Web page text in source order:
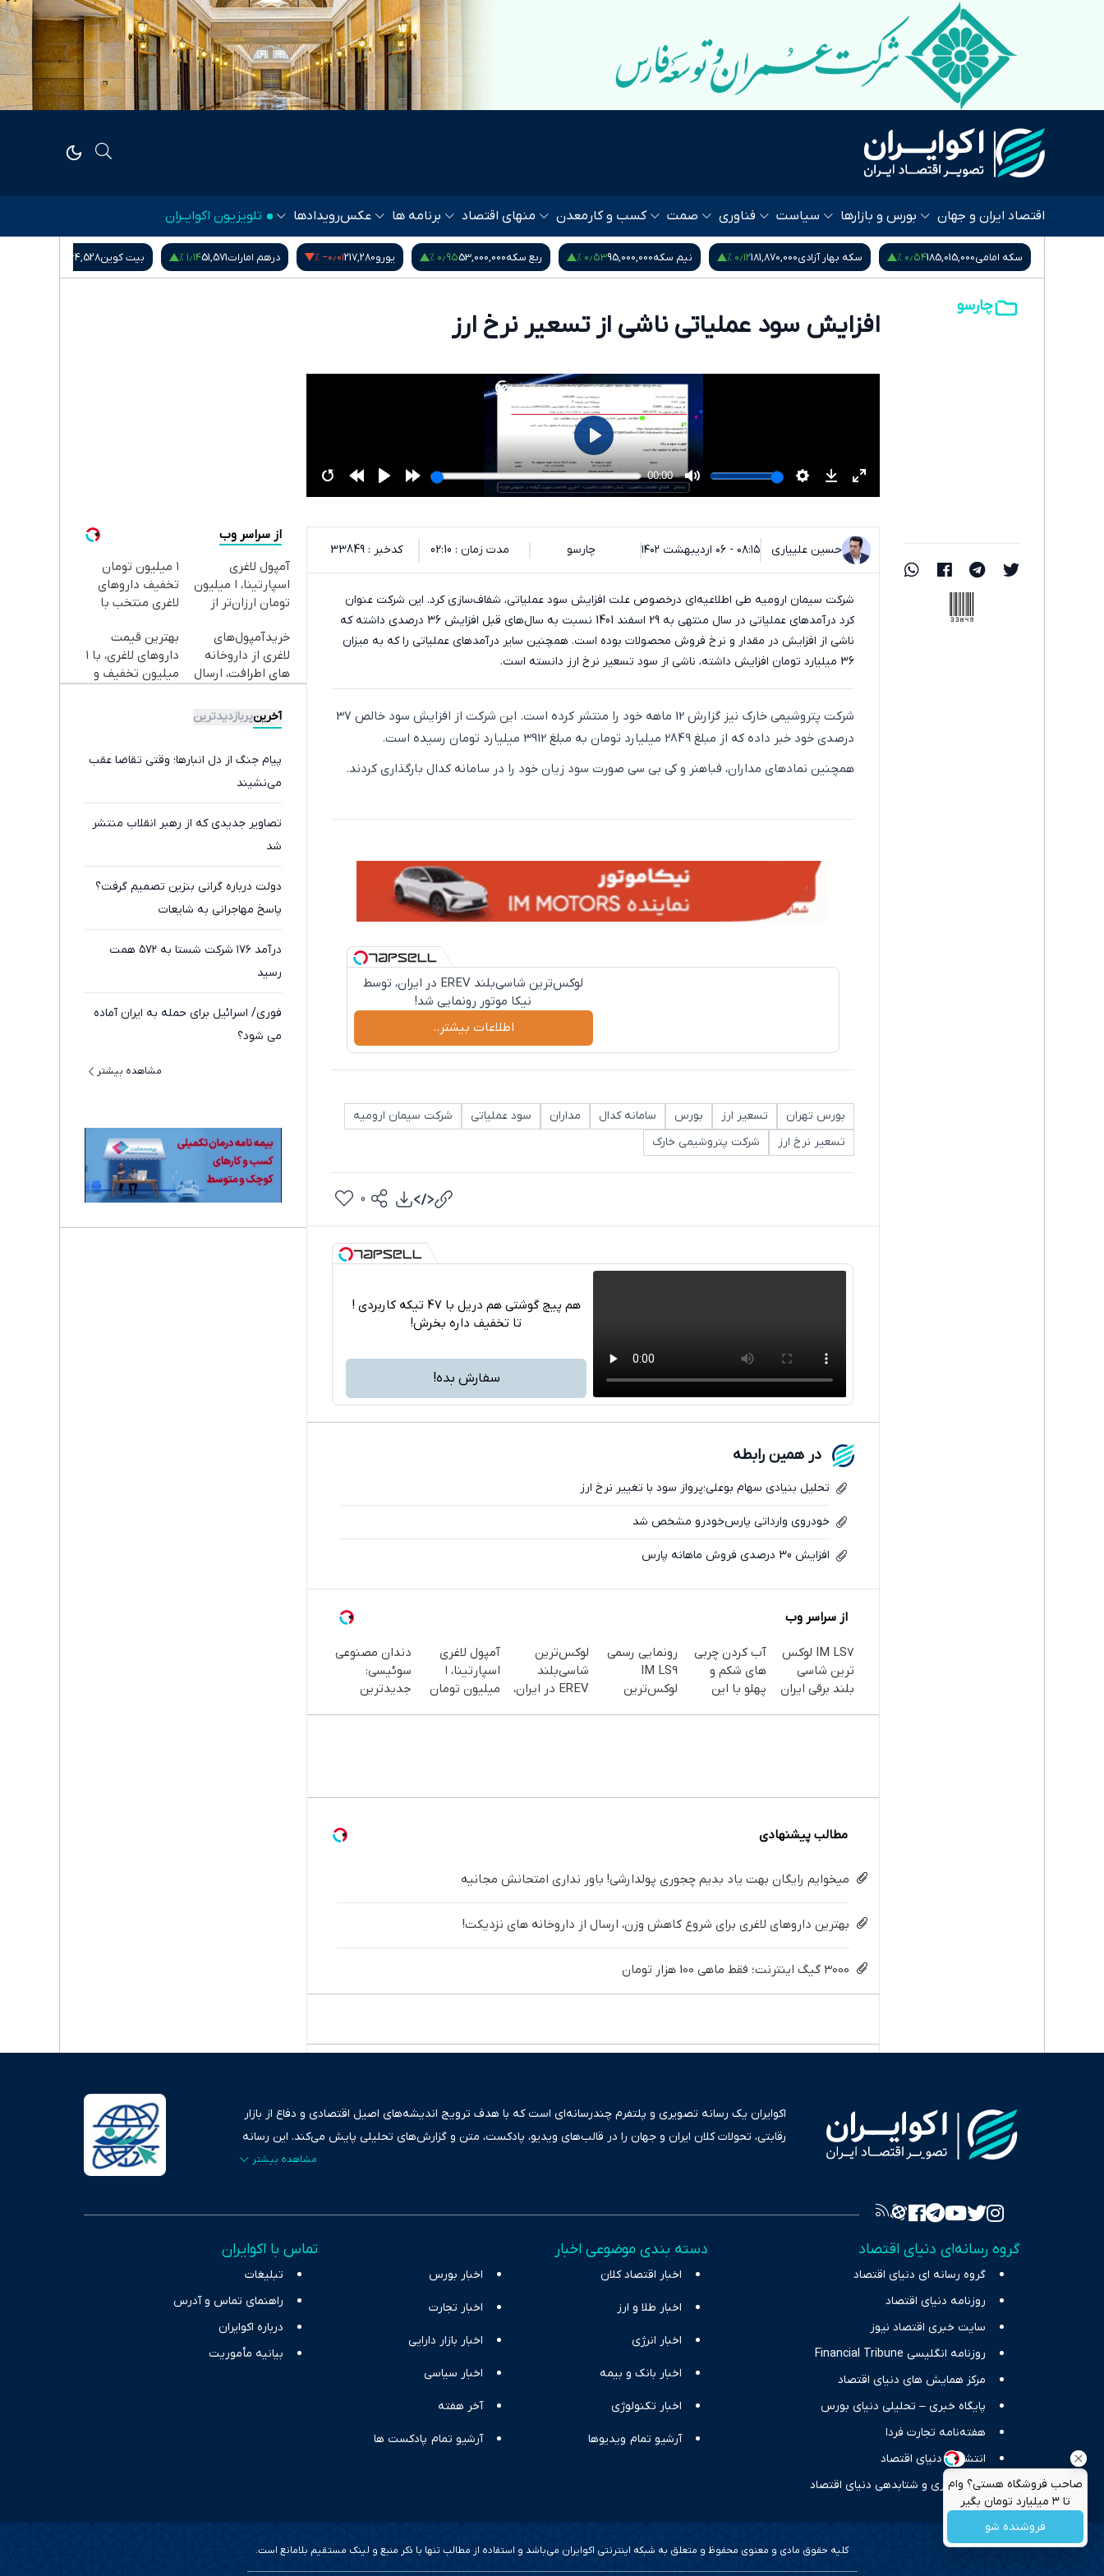
صاحب فروشگاه هستی؟ وام
تا ۳ میلیارد تومان بگیر
فروشنده شو
اقتصاد ایران و جهان بورس و بازارها سیاست فناوری صمت کسب و کار معدن منهای اقتصاد برنامه ها عکسرویدادها تلویزیون اکوایــران
سکه بهار آزادی181,870,000۰٫۱۲ % نیم سکه95,000,000۰٫۵۳ % ربع سکه53,000,000۰٫۹۵ % یورو217,280‎−۰٫۰۱ % درهم امارات51,571۱٫۱۴ % بیت کوین64,528‎−۰٫۶۰ % شاخص کل بورس5,407,901.78
چارسو
افزایش سود عملیاتی ناشی از تسعیر نرخ ارز
حسین علییاری ۰۸:۱۵ - ۰۶ اردیبهشت ۱۴۰۲ چارسو مدت زمان : 02:10 کدخبر : 33849
شرکت سیمان ارومیه طی اطلاعیه‌ای درخصوص علت افزایش سود عملیاتی، شفاف‌سازی کرد. این شرکت عنوان
کرد درآمدهای عملیاتی در سال منتهی به 29 اسفند 1401 نسبت به سال‌های قبل افزایش 36 درصدی داشته که
ناشی از افزایش در مقدار و نرخ فروش محصولات بوده است. همچنین سایر درآمدهای عملیاتی را که به میزان
36 میلیارد تومان افزایش داشته، ناشی از سود تسعیر نرخ ارز دانسته است.
شرکت پتروشیمی خارک نیز گزارش 12 ماهه خود را منتشر کرده است. این شرکت از افزایش سود خالص 37
درصدی خود خبر داده که از مبلغ 2849 میلیارد تومان به مبلغ 3912 میلیارد تومان رسیده است.
همچنین نمادهای مداران، فباهنر و کی بی سی صورت سود زیان خود را در سامانه کدال بارگذاری کردند.
لوکس‌ترین شاسی‌بلند EREV در ایران، توسط
نیکا موتور رونمایی شد!
اطلاعات بیشتر..
بورس تهران تسعیر ارز بورس سامانه کدال مداران سود عملیاتی
شرکت سیمان ارومیه
تسعیر نرخ ارز
شرکت پتروشیمی خارک
تلگرام
فیسبوک
0
هم پیچ گوشتی هم دریل با 47 تیکه کاربردی !
تا تخفیف داره بخرش!
سفارش بده!
در همین رابطه
تحلیل بنیادی سهام بوعلی؛پرواز سود با تغییر نرخ ارز
خودروی وارداتی پارس‌خودرو مشخص شد
افزایش 30 درصدی فروش ماهانه پارس
از سراسر وب
IM LS7 لوکس
ترین شاسی
بلند برقی ایران
آب کردن چربی
های شکم و
پهلو با این
رونمایی رسمی
IM LS9
لوکس‌ترین
لوکس‌ترین
شاسی‌بلند
EREV در ایران،
آمپول لاغری
اسپارتینا، ا
میلیون تومان
دندان مصنوعی
سوئیسی:
جدیدترین
مطالب پیشنهادی
میخوایم رایگان بهت یاد بدیم چجوری پولدارشی! باور نداری امتحانش مجانیه
بهترین داروهای لاغری برای شروع کاهش وزن، ارسال از داروخانه های نزدیکت!
3000 گیگ اینترنت؛ فقط ماهی 100 هزار تومان
از سراسر وب
آمپول لاغری
اسپارتینا، ا میلیون
تومان ارزان‌تر از
۱ میلیون تومان
تخفیف داروهای
لاغری منتخب با
نزدیکت
خریدآمپول‌های
لاغری از داروخانه
های اطرافت، ارسال
یخ!
بهترین قیمت
داروهای لاغری، با ۱
میلیون تخفیف و
آخرینپربازدیدترین
پیام جنگ از دل انبارها؛ وقتی تقاضا عقب
می‌نشیند
تصاویر جدیدی که از رهبر انقلاب منتشر
شد
دولت درباره گرانی بنزین تصمیم گرفت؟
پاسخ مهاجرانی به شایعات
درآمد ۱۷۶ شرکت شستا به ۵۷۲ همت
رسید
فوری/ اسرائیل برای حمله به ایران آماده
می شود؟
مشاهده بیشتر
اکوایران یک رسانه تصویری و پلتفرم چندرسانه‌ای است که با هدف ترویج اندیشه‌های اصیل اقتصادی و دفاع از بازار
رقابتی، تحولات کلان ایران و جهان را در قالب‌های ویدیو، پادکست، متن و گزارش‌های تحلیلی پایش می‌کند. این رسانه
به عنوان منبعی دقیق و قابل اعتماد، فراتر از اطلاع‌رسانی صرف، به تبیین سیاست‌ها و کارکردهای بازارهای مالی،
چالش‌های فقر و بیکاری را جست‌وجو کرده و در کنار تحلیل آمارها، نیازهای خبری مخاطبان در حوزه‌های اثرگذار بر
اقتصاد را با رویکردی حرفه‌ای و روزآمد پوشش می‌دهیم.
گروه رسانه‌ای دنیای اقتصاد
گروه رسانه ای دنیای اقتصاد
روزنامه دنیای اقتصاد
سایت خبری اقتصاد نیوز
روزنامه انگلیسی Financial Tribune
مرکز همایش های دنیای اقتصاد
پایگاه خبری – تحلیلی دنیای بورس
هفته‌نامه تجارت فردا
انتشارات دنیای اقتصاد
مرکز نوآوری و شتابدهی دنیای اقتصاد
دسته بندی موضوعی اخبار
اخبار اقتصاد کلان اخبار بورس
اخبار طلا و ارز اخبار تجارت
اخبار انرژی اخبار بازار دارایی
اخبار بانک و بیمه اخبار سیاسی
اخبار تکنولوژی آخر هفته
آرشیو تمام ویدیوها آرشیو تمام پادکست ها
تماس با اکوایران
تبلیغات
راهنمای تماس و آدرس
درباره اکوایران
بیانیه مأموریت
کلیه حقوق مادی و معنوی محفوظ و متعلق به شبکه اینترنتی اکوایران می‌باشد و استفاده از مطالب تنها با ذکر منبع و لینک مستقیم بلامانع است.